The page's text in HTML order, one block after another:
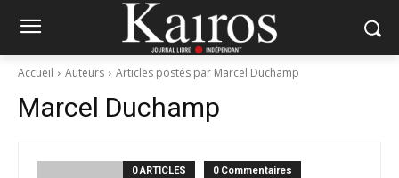
Accueil Auteurs Articles postés par Marcel Duchamp
Marcel Duchamp
0 ARTICLES 0 Commentaires